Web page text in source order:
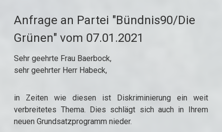
Anfrage an Partei "Bündnis90/Die
Grünen" vom 07.01.2021
Sehr geehrte Frau Baerbock,
sehr geehrter Herr Habeck,
in Zeiten wie diesen ist Diskriminierung ein weit
verbreitetes Thema. Dies schlägt sich auch in Ihrem
neuen Grundsatzprogramm nieder.